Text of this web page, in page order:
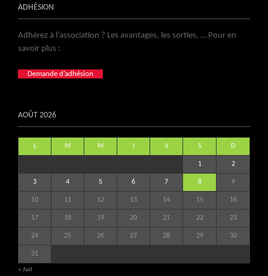
ADHÉSION
Adhérez à l’association ? Les avantages, les sorties, … Pour en
savoir plus :
Demande d’adhésion
AOÛT 2026
L M M J V S D
1 2
3 4 5 6 7 8 9
10 11 12 13 14 15 16
17 18 19 20 21 22 23
24 25 26 27 28 29 30
31
« Juil